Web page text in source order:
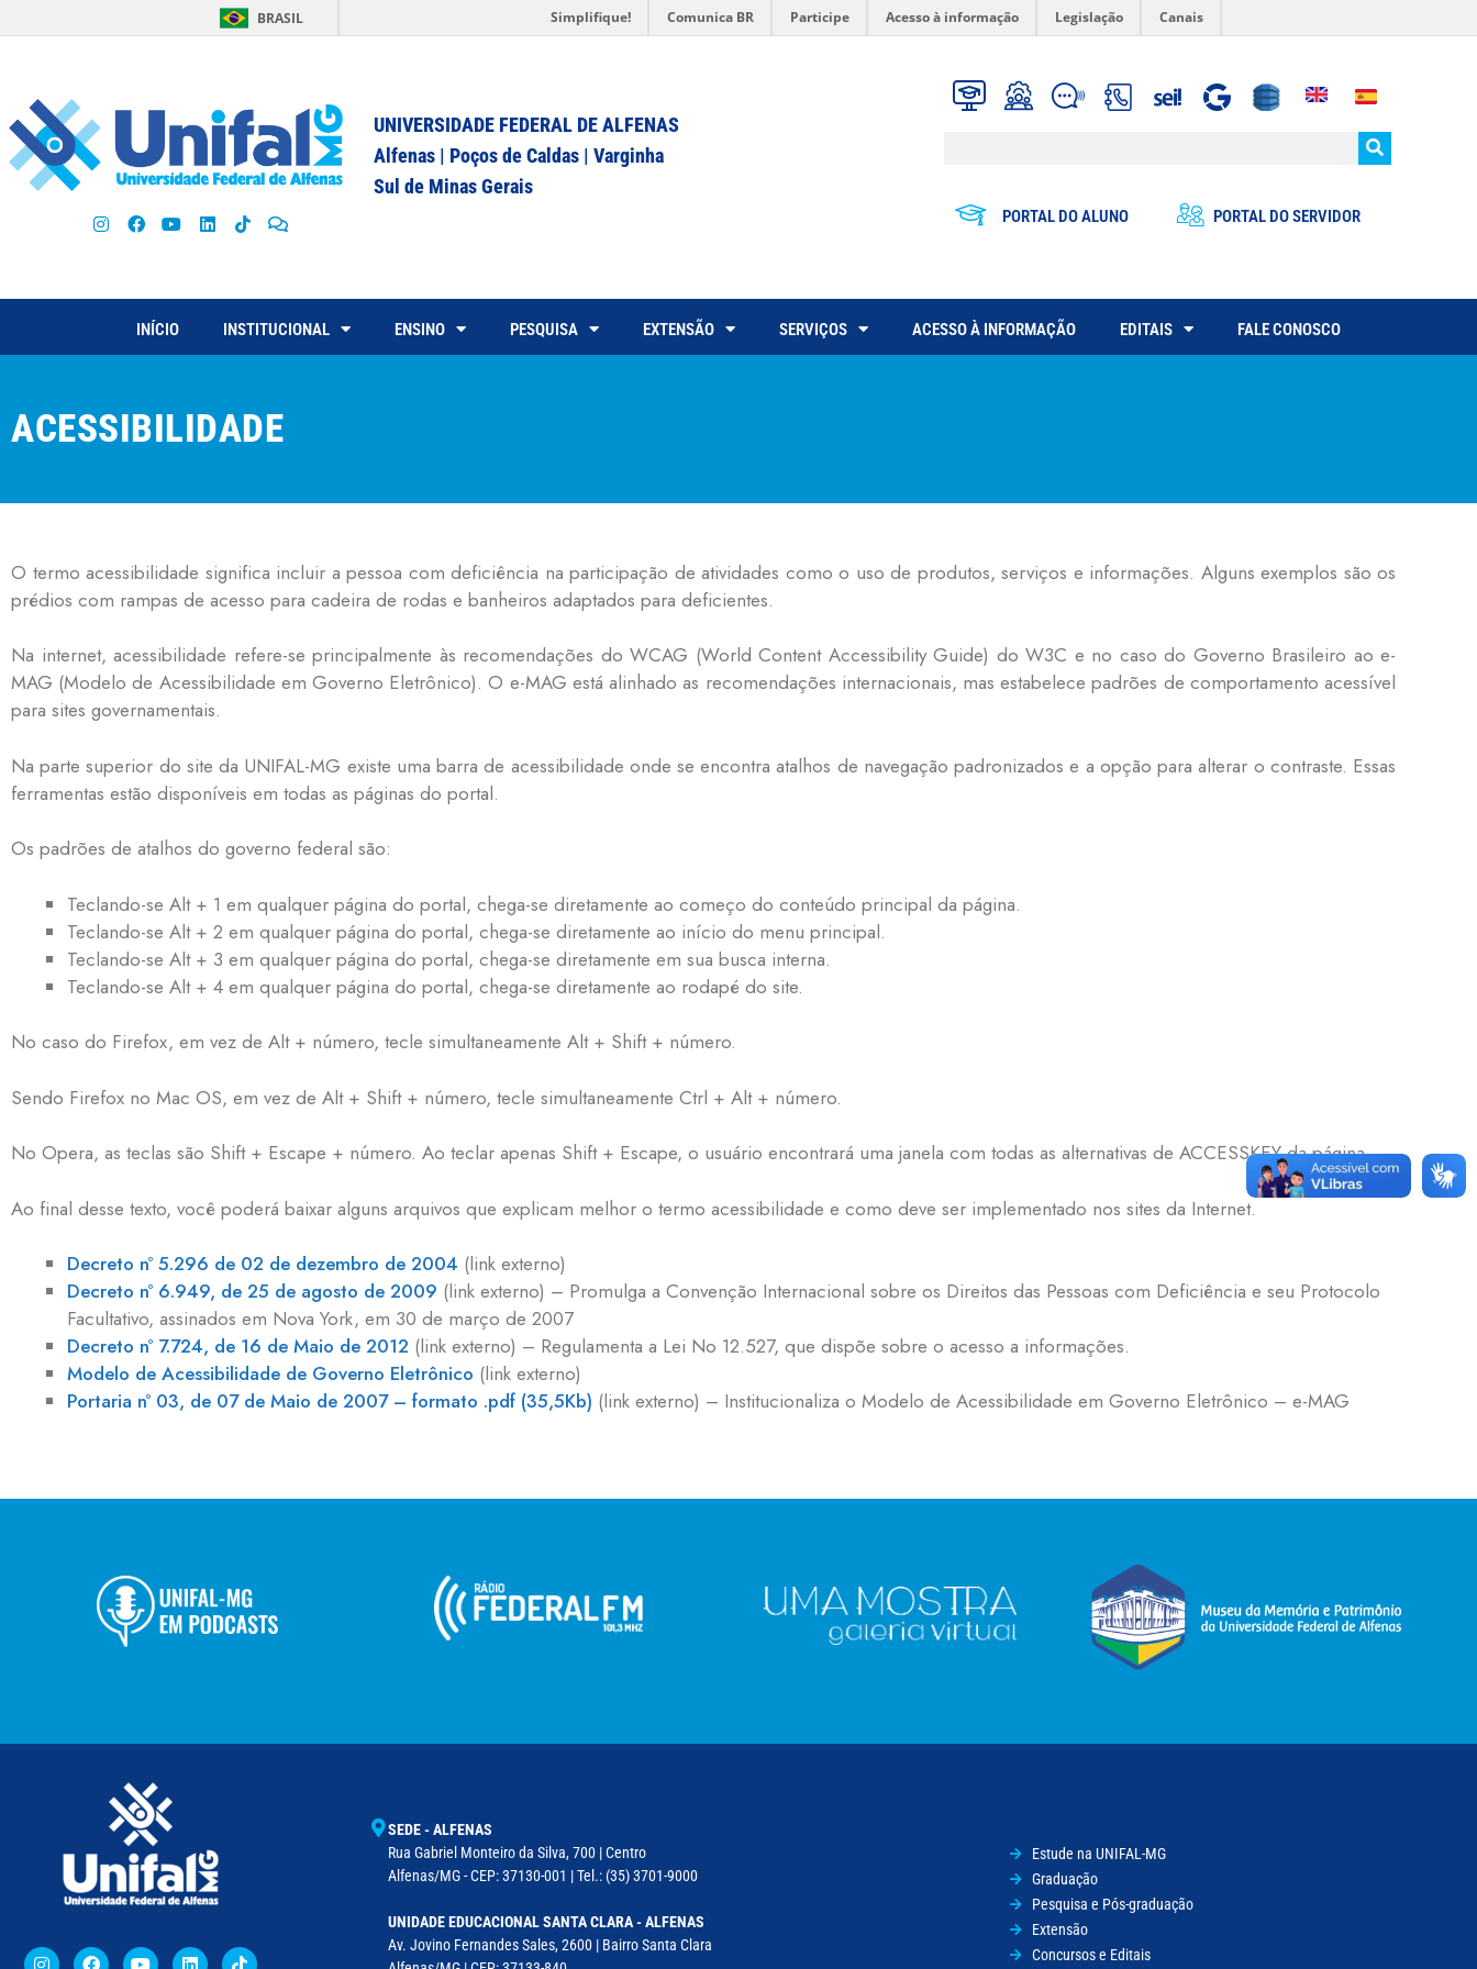
BRASIL Simplifique! Comunica BR Participe Acesso à informação Legislação Canais
UNIVERSIDADE FEDERAL DE ALFENAS
Alfenas | Poços de Caldas | Varginha
Sul de Minas Gerais
PORTAL DO ALUNO PORTAL DO SERVIDOR
INÍCIO INSTITUCIONAL ENSINO PESQUISA EXTENSÃO SERVIÇOS ACESSO À INFORMAÇÃO EDITAIS FALE CONOSCO
ACESSIBILIDADE
O termo acessibilidade significa incluir a pessoa com deficiência na participação de atividades como o uso de produtos, serviços e informações. Alguns exemplos são os
prédios com rampas de acesso para cadeira de rodas e banheiros adaptados para deficientes.
Na internet, acessibilidade refere-se principalmente às recomendações do WCAG (World Content Accessibility Guide) do W3C e no caso do Governo Brasileiro ao e-
MAG (Modelo de Acessibilidade em Governo Eletrônico). O e-MAG está alinhado as recomendações internacionais, mas estabelece padrões de comportamento acessível
para sites governamentais.
Na parte superior do site da UNIFAL-MG existe uma barra de acessibilidade onde se encontra atalhos de navegação padronizados e a opção para alterar o contraste. Essas
ferramentas estão disponíveis em todas as páginas do portal.
Os padrões de atalhos do governo federal são:
Teclando-se Alt + 1 em qualquer página do portal, chega-se diretamente ao começo do conteúdo principal da página.
Teclando-se Alt + 2 em qualquer página do portal, chega-se diretamente ao início do menu principal.
Teclando-se Alt + 3 em qualquer página do portal, chega-se diretamente em sua busca interna.
Teclando-se Alt + 4 em qualquer página do portal, chega-se diretamente ao rodapé do site.
No caso do Firefox, em vez de Alt + número, tecle simultaneamente Alt + Shift + número.
Sendo Firefox no Mac OS, em vez de Alt + Shift + número, tecle simultaneamente Ctrl + Alt + número.
No Opera, as teclas são Shift + Escape + número. Ao teclar apenas Shift + Escape, o usuário encontrará uma janela com todas as alternativas de ACCESSKEY da página.
Ao final desse texto, você poderá baixar alguns arquivos que explicam melhor o termo acessibilidade e como deve ser implementado nos sites da Internet.
Decreto nº 5.296 de 02 de dezembro de 2004 (link externo)
Decreto nº 6.949, de 25 de agosto de 2009 (link externo) – Promulga a Convenção Internacional sobre os Direitos das Pessoas com Deficiência e seu Protocolo
Facultativo, assinados em Nova York, em 30 de março de 2007
Decreto nº 7.724, de 16 de Maio de 2012 (link externo) – Regulamenta a Lei No 12.527, que dispõe sobre o acesso a informações.
Modelo de Acessibilidade de Governo Eletrônico (link externo)
Portaria nº 03, de 07 de Maio de 2007 – formato .pdf (35,5Kb) (link externo) – Institucionaliza o Modelo de Acessibilidade em Governo Eletrônico – e-MAG
SEDE - ALFENAS
Rua Gabriel Monteiro da Silva, 700 | Centro
Alfenas/MG - CEP: 37130-001 | Tel.: (35) 3701-9000
UNIDADE EDUCACIONAL SANTA CLARA - ALFENAS
Av. Jovino Fernandes Sales, 2600 | Bairro Santa Clara
Estude na UNIFAL-MG
Graduação
Pesquisa e Pós-graduação
Extensão
Concursos e Editais